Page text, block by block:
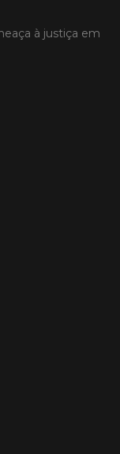
à justiça em